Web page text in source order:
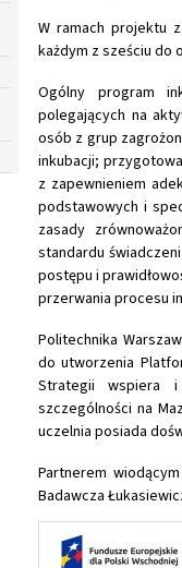
W ramach projektu
każdym z sześciu do
Ogólny program
polegających na
osób z grup
inkubacji;
z zapewnieniem
podstawowych i
zasady
standardu
postępu i
przerwania procesu
Politechnika
do utworzenia
Strategii wspiera
szczególności na
uczelnia posiada
Partnerem
Badawcza